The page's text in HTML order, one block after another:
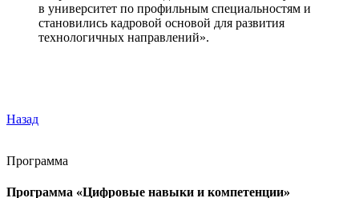
в университет по профильным специальностям и
становились кадровой основой для развития
технологичных направлений».
Назад
Программа
Программа «Цифровые навыки и компетенции»